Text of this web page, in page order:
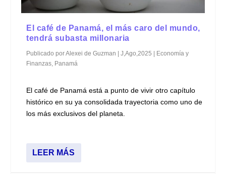
El café de Panamá, el más caro del mundo,
tendrá subasta millonaria
Publicado porAlexei de Guzman |J,Ago,2025 | Economía y
Finanzas, Panamá
El café de Panamá está a punto de vivir otro capítulo
histórico en su ya consolidada trayectoria como uno de
los más exclusivos del planeta.
LEER MÁS